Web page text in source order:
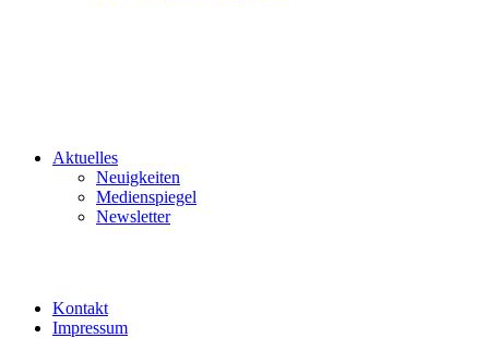
Aktuelles
Neuigkeiten
Medienspiegel
Newsletter
Kontakt
Impressum